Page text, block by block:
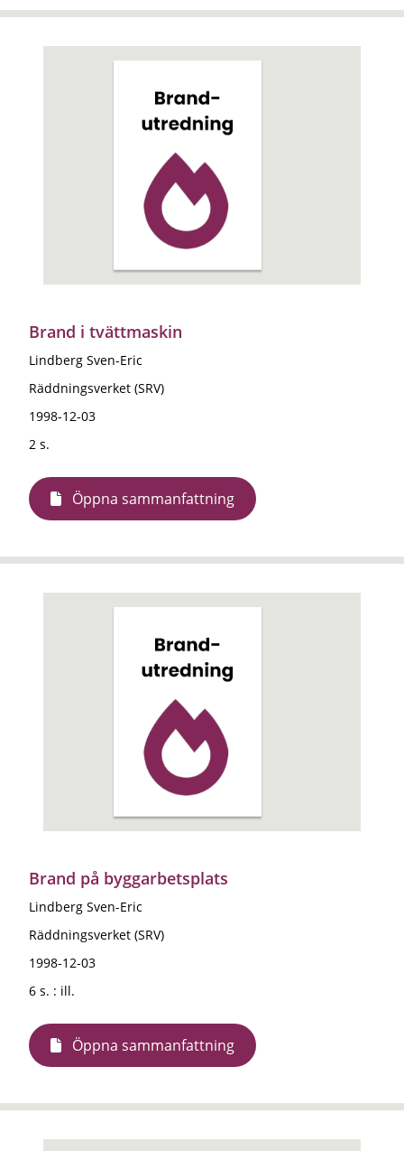
Brand i tvättmaskin
Lindberg Sven-Eric
Räddningsverket (SRV)
1998-12-03
2 s.
Öppna sammanfattning
Brand på byggarbetsplats
Lindberg Sven-Eric
Räddningsverket (SRV)
1998-12-03
6 s. : ill.
Öppna sammanfattning